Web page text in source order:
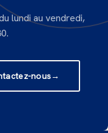
lundi au vendredi,
nous→